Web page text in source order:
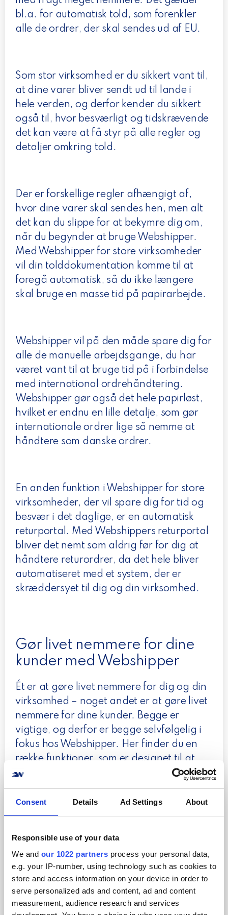
Consent Details Ad Settings About
Responsible use of your data
We and our 1022 partners process your personal data,
e.g. your IP-number, using technology such as cookies to
store and access information on your device in order to
serve personalized ads and content, ad and content
measurement, audience research and services
bl.a. for automatisk told, som forenkler
alle de ordrer, der skal sendes ud af EU.
Som stor virksomhed er du sikkert vant til,
at dine varer bliver sendt ud til lande i
hele verden, og derfor kender du sikkert
også til, hvor besværligt og tidskrævende
det kan være at få styr på alle regler og
detaljer omkring told.
Der er forskellige regler afhængigt af,
hvor dine varer skal sendes hen, men alt
det kan du slippe for at bekymre dig om,
når du begynder at bruge Webshipper.
Med Webshipper for store virksomheder
vil din tolddokumentation komme til at
foregå automatisk, så du ikke længere
skal bruge en masse tid på papirarbejde.
Webshipper vil på den måde spare dig for
alle de manuelle arbejdsgange, du har
været vant til at bruge tid på i forbindelse
med international ordrehåndtering.
Webshipper gør også det hele papirløst,
hvilket er endnu en lille detalje, som gør
internationale ordrer lige så nemme at
håndtere som danske ordrer.
En anden funktion i Webshipper for store
virksomheder, der vil spare dig for tid og
besvær i det daglige, er en automatisk
returportal. Med Webshippers returportal
bliver det nemt som aldrig før for dig at
håndtere returordrer, da det hele bliver
automatiseret med et system, der er
skræddersyet til dig og din virksomhed.
Gør livet nemmere for dine
kunder med Webshipper
Ét er at gøre livet nemmere for dig og din
virksomhed – noget andet er at gøre livet
nemmere for dine kunder. Begge er
vigtige, og derfor er begge selvfølgelig i
fokus hos Webshipper. Her finder du en
række funktioner, som er designet til at
gøre det nemmere for dine kunder at
bruge din webshop, og det er noget, der
bidrager til mere salg.
Du kan eksempelvis få en højere
konverteringsrate ved at sikre, at dine
kunder kan vælge den fragtform, de
foretrækker. Du risikerer at miste kunder,
hvis de ikke kan få deres vare med deres